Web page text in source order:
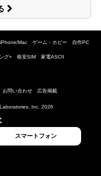
iPhone/Mac ゲーム・ホビー 自作PC
グ+ 格安SIM 家電ASCII
お問い合わせ 広告掲載
Inc. 2026
スマートフォン